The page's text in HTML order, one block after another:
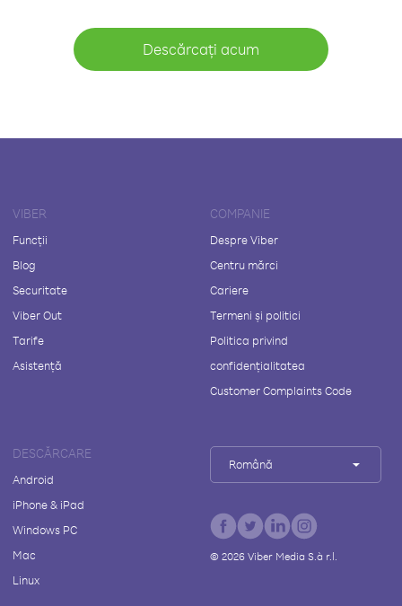
Descărcați acum
VIBER
Funcții
Blog
Securitate
Viber Out
Tarife
Asistență
COMPANIE
Despre Viber
Centru mărci
Cariere
Termeni și politici
Politica privind
confidențialitatea
Customer Complaints Code
DESCĂRCARE
Android
iPhone & iPad
Windows PC
Mac
Linux
Română
© 2026Viber Media S.à r.l.